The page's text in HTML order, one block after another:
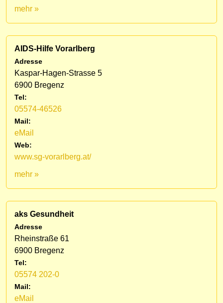
mehr »
AIDS-Hilfe Vorarlberg
Adresse
Kaspar-Hagen-Strasse 5
6900 Bregenz
Tel:
05574-46526
Mail:
eMail
Web:
www.sg-vorarlberg.at/
mehr »
aks Gesundheit
Adresse
Rheinstraße 61
6900 Bregenz
Tel:
05574 202-0
Mail:
eMail